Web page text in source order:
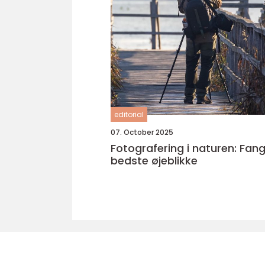
editorial
07. October 2025
Fotografering i naturen:
bedste øjeblikke